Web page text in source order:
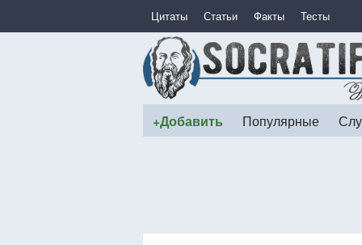
Цитаты Статьи Факты Тесты
+Добавить Популярные